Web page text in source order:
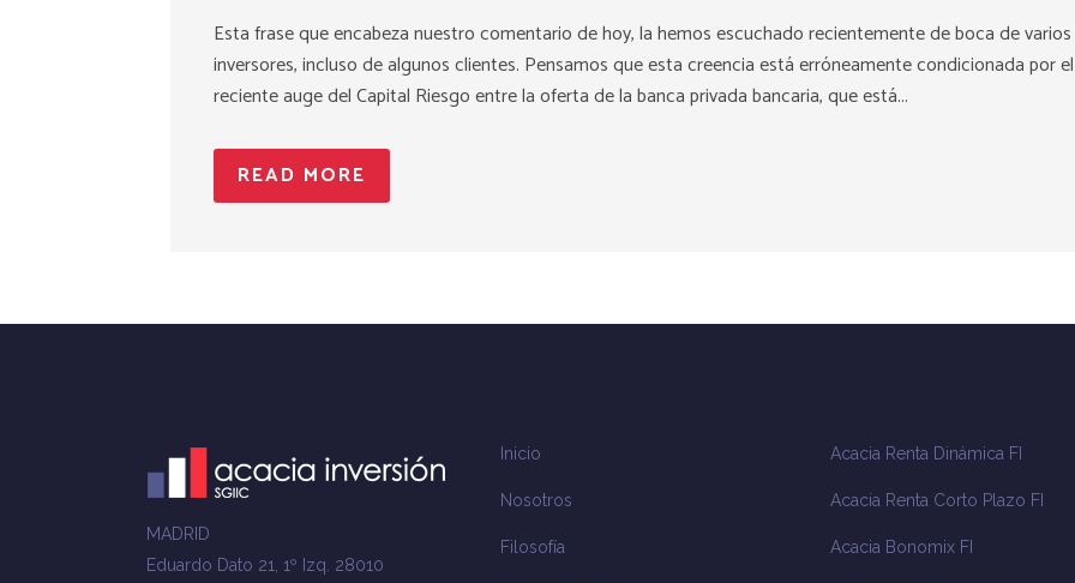
Esta frase que encabeza nuestro comentario de hoy, la hemos escuchado recientemente de boca de varios
inversores, incluso de algunos clientes. Pensamos que esta creencia está erróneamente condicionada por el
reciente auge del Capital Riesgo entre la oferta de la banca privada bancaria, que está...
READ MORE
MADRID
Eduardo Dato 21, 1º Izq. 28010
Inicio
Nosotros
Filosofía
Acacia Renta Dinámica FI
Acacia Renta Corto Plazo FI
Acacia Bonomix FI